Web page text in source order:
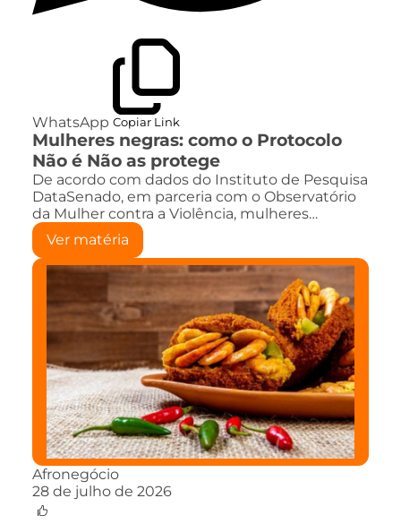
WhatsApp Copiar Link
Mulheres negras: como o Protocolo
Não é Não as protege
De acordo com dados do Instituto de Pesquisa
DataSenado, em parceria com o Observatório
da Mulher contra a Violência, mulheres…
Ver matéria
Afronegócio
28 de julho de 2026